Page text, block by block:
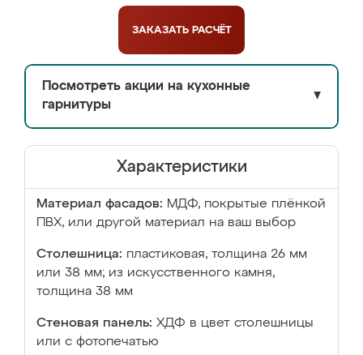
ЗАКАЗАТЬ РАСЧЁТ
Посмотреть акции на кухонные
гарнитуры
▼
Характеристики
Материал фасадов: МДФ, покрытые плёнкой
ПВХ, или другой материал на ваш выбор
Столешница: пластиковая, толщина 26 мм
или 38 мм; из искусственного камня,
толщина 38 мм
Стеновая панель: ХДФ в цвет столешницы
или с фотопечатью